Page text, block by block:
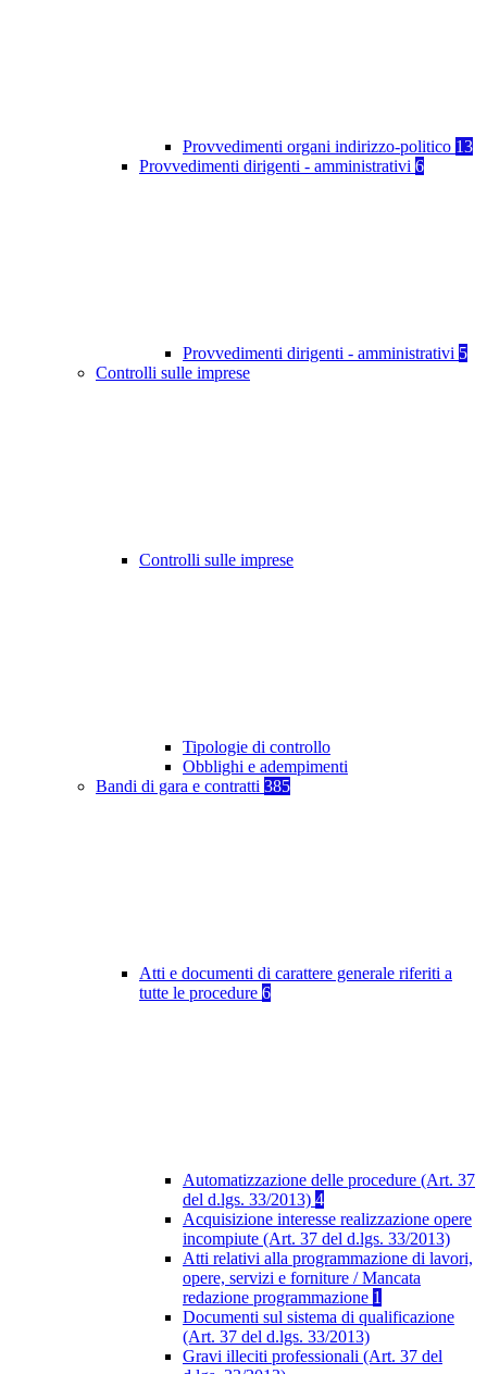
Provvedimenti organi indirizzo-politico 13
Provvedimenti dirigenti - amministrativi 6
Provvedimenti dirigenti - amministrativi 5
Controlli sulle imprese
Controlli sulle imprese
Tipologie di controllo
Obblighi e adempimenti
Bandi di gara e contratti 385
Atti e documenti di carattere generale riferiti a
tutte le procedure 6
Automatizzazione delle procedure (Art. 37
del d.lgs. 33/2013) 4
Acquisizione interesse realizzazione opere
incompiute (Art. 37 del d.lgs. 33/2013)
Atti relativi alla programmazione di lavori,
opere, servizi e forniture / Mancata
redazione programmazione 1
Documenti sul sistema di qualificazione
(Art. 37 del d.lgs. 33/2013)
Gravi illeciti professionali (Art. 37 del